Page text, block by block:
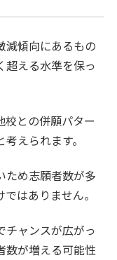
減傾向にあるもの
超える水準を保っ
校との併願パター
えられます。
ため志願者数が多
はありません。
チャンスが広がっ
数が増える可能性